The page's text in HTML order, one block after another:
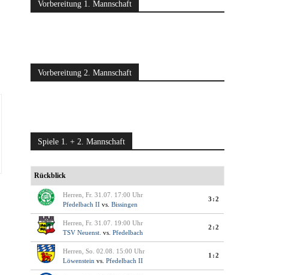
Vorbereitung 1. Mannschaft
Vorbereitung 2. Mannschaft
Spiele 1. + 2. Mannschaft
Rückblick
Herren, Fr. 31.07. 17:00 Uhr
Pfedelbach II vs. Bissingen
3:2
Herren, Fr. 31.07. 19:00 Uhr
TSV Neuenst. vs. Pfedelbach
2:2
Herren, So. 02.08. 15:00 Uhr
Löwenstein vs. Pfedelbach II
1:2